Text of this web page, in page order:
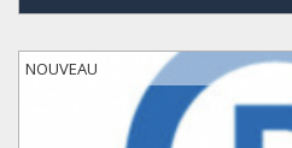
NOUVEAU